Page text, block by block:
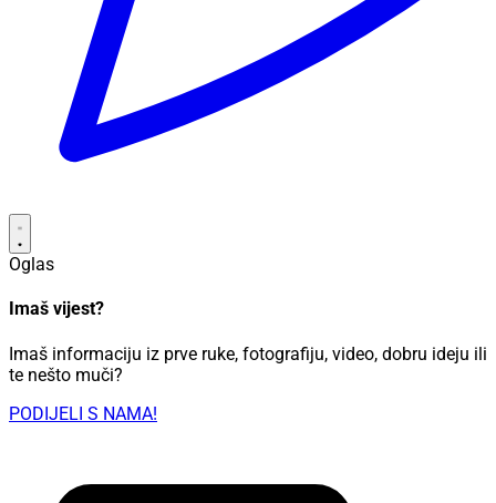
Oglas
Imaš vijest?
Imaš informaciju iz prve ruke, fotografiju, video, dobru ideju ili
te nešto muči?
PODIJELI S NAMA!